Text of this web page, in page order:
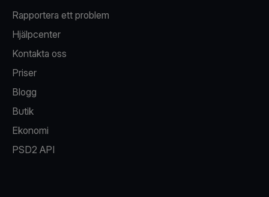
Rapportera ett problem
Hjälpcenter
Kontakta oss
Priser
Blogg
Butik
Ekonomi
PSD2 API